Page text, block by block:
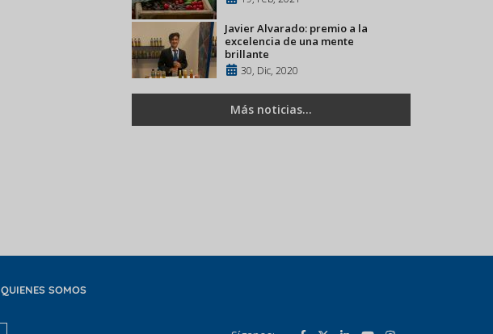
Javier Alvarado: premio a la
excelencia de una mente
brillante
30, Dic, 2020
Más noticias...
QUIENES SOMOS